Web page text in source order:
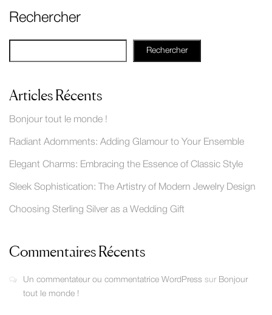
Rechercher
Rechercher
Articles Récents
Bonjour tout le monde !
Radiant Adornments: Adding Glamour to Your Ensemble
Elegant Charms: Embracing the Essence of Classic Style
Sleek Sophistication: The Artistry of Modern Jewelry Design
Choosing Sterling Silver as a Wedding Gift
Commentaires Récents
Un commentateur ou commentatrice WordPress sur Bonjour
tout le monde !